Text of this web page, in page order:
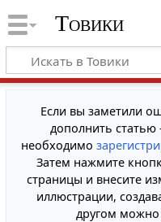
Товики
Если вы заметили
дополнить
необходимо
Затем нажмите
страницы и внесите
иллюстрации,
другом